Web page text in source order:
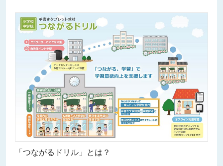
「つながるドリル」とは？